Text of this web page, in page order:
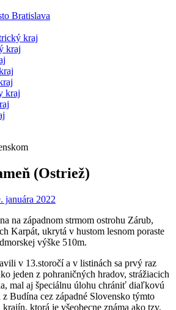
Bratislava
kraj
kraj
kraj
(Ostriež)
januára 2022
na západnom strmom ostrohu Zárub,
Karpát, ukrytá v hustom lesnom poraste
výške 510m.
v 13.storočí a v listinách sa prvý raz
jeden z pohraničných hradov, strážiacich
mal aj špeciálnu úlohu chrániť diaľkovú
Budína cez západné Slovensko týmto
ktorá je všeobecne známa ako tzv.